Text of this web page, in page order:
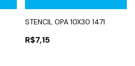
STENCIL OPA 10X30 1471
R$7,15